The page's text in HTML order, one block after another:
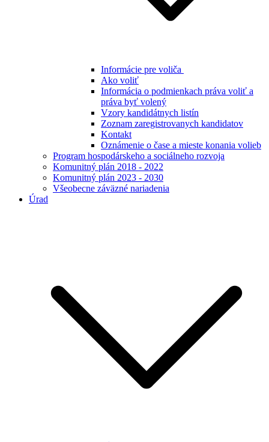
Informácie pre voliča
Ako voliť
Informácia o podmienkach práva voliť a
práva byť volený
Vzory kandidátnych listín
Zoznam zaregistrovanych kandidatov
Kontakt
Oznámenie o čase a mieste konania volieb
Program hospodárskeho a sociálneho rozvoja
Komunitný plán 2018 - 2022
Komunitný plán 2023 - 2030
Všeobecne záväzné nariadenia
Úrad